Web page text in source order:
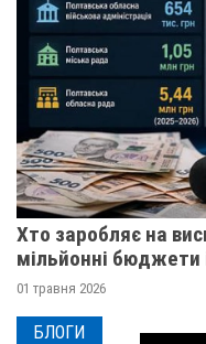
Хто заробляє на
мільйонні бюджети
01 травня 2026
БЛОГИ